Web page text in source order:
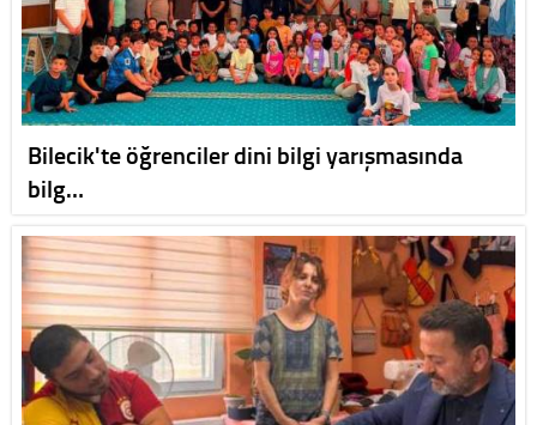
Bilecik'te öğrenciler dini bilgi yarışmasında
bilg…